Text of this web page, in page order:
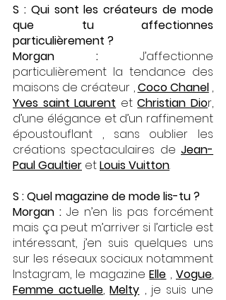
S : Qui sont les créateurs de mode
que tu affectionnes
particulièrement ?
Morgan : J’affectionne
particulièrement la tendance des
maisons de créateur , Coco Chanel
Yves saint Laurent et Christian Dior,
d’une élégance et d’un raffinement
époustouflant , sans oublier les
créations spectaculaires de Jean-
Paul Gaultier et Louis Vuitton.
S : Quel magazine de mode lis-tu ?
Morgan : Je n’en lis pas forcément
mais ça peut m’arriver si l’article est
intéressant, j’en suis quelques uns
sur les réseaux sociaux notamment
Instagram, le magazine Elle , Vogue
Femme actuelle, Melty , je suis une